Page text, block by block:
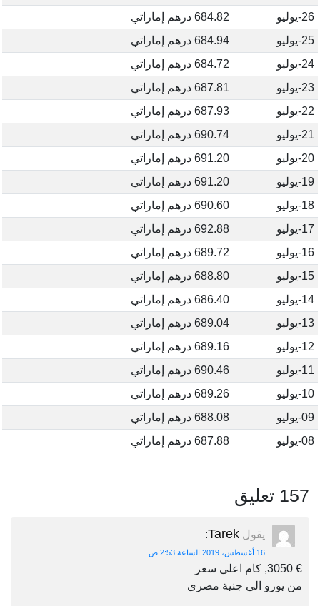
26-يوليو
684.82 درهم إماراتي
25-يوليو
684.94 درهم إماراتي
24-يوليو
684.72 درهم إماراتي
23-يوليو
687.81 درهم إماراتي
22-يوليو
687.93 درهم إماراتي
21-يوليو
690.74 درهم إماراتي
20-يوليو
691.20 درهم إماراتي
19-يوليو
691.20 درهم إماراتي
18-يوليو
690.60 درهم إماراتي
17-يوليو
692.88 درهم إماراتي
16-يوليو
689.72 درهم إماراتي
15-يوليو
688.80 درهم إماراتي
14-يوليو
686.40 درهم إماراتي
13-يوليو
689.04 درهم إماراتي
12-يوليو
689.16 درهم إماراتي
11-يوليو
690.46 درهم إماراتي
10-يوليو
689.26 درهم إماراتي
09-يوليو
688.08 درهم إماراتي
08-يوليو
687.88 درهم إماراتي
157 تعليق
يقول Tarek
:
16 أغسطس، 2019 الساعة 2:53 ص
€ 3050, كام اعلى سعر
من يورو الى جنية مصرى